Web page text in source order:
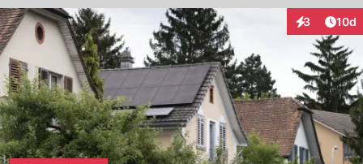
3
Interaktionen
10d